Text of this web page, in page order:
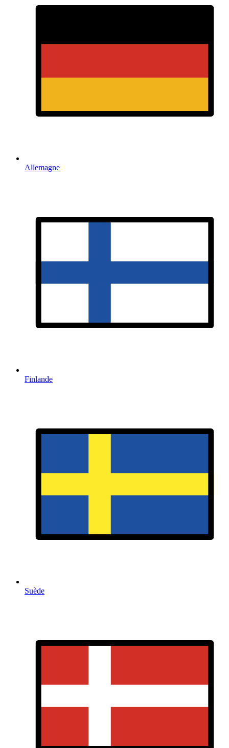
Allemagne
Finlande
Suède